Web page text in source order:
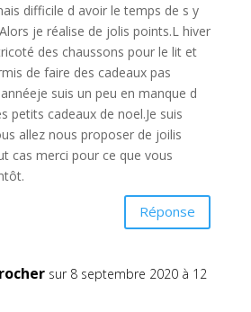
difficile d avoir le temps de s y
je réalise de jolis points.L hiver
des chaussons pour le lit et
de faire des cadeaux pas
suis un peu en manque d
petits cadeaux de noel.Je suis
allez nous proposer de joilis
cas merci pour ce que vous
Réponse
sur 8 septembre 2020 à 12